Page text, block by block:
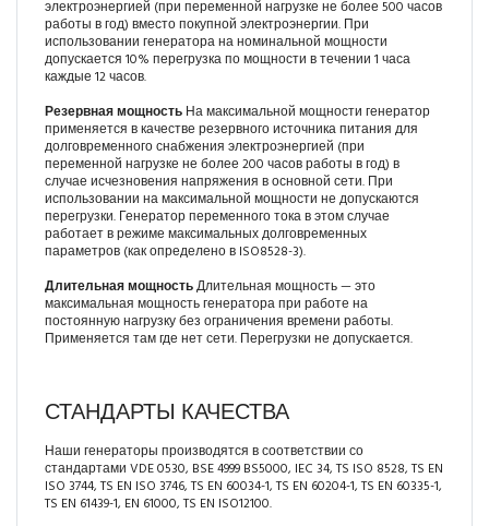
электроэнергией (при переменной нагрузке не более 500 часов
работы в год) вместо покупной электроэнергии. При
использовании генератора на номинальной мощности
допускается 10% перегрузка по мощности в течении 1 часа
каждые 12 часов.
Резервная мощность На максимальной мощности генератор
применяется в качестве резервного источника питания для
долговременного снабжения электроэнергией (при
переменной нагрузке не более 200 часов работы в год) в
случае исчезновения напряжения в основной сети. При
использовании на максимальной мощности не допускаются
перегрузки. Генератор переменного тока в этом случае
работает в режиме максимальных долговременных
параметров (как определено в ISO8528-3).
Длительная мощностьДлительная мощность — это
максимальная мощность генератора при работе на
постоянную нагрузку без ограничения времени работы.
Применяется там где нет сети. Перегрузки не допускается.
СТАНДАРТЫ КАЧЕСТВА
Наши генераторы производятся в соответствии со
стандартами VDE 0530, BSE 4999 BS5000, IEC 34, TS ISO 8528, TS EN
ISO 3744, TS EN ISO 3746, TS EN 60034-1, TS EN 60204-1, TS EN 60335-1,
TS EN 61439-1, EN 61000, TS EN ISO12100.